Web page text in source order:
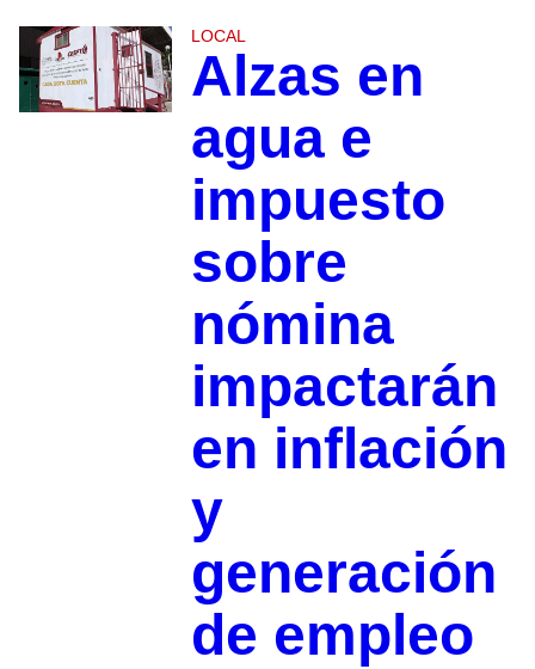
LOCAL
Alzas en
agua e
impuesto
sobre
nómina
impactarán
en inflación
y
generación
de empleo